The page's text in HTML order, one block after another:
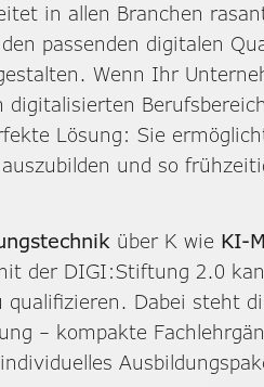
in allen Branchen
passenden digitalen
Wenn Ihr
digitalisierten
Lösung: Sie
und so
über K wie KI-
der DIGI:Stiftung 2.0
qualifizieren. Dabei steht
– kompakte